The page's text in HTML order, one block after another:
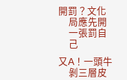
開罰？文化
局應先開
一張罰自
己
又A！一頭牛
剝三層皮